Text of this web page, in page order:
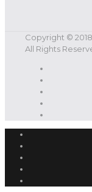
Copyright © 2018
All Rights